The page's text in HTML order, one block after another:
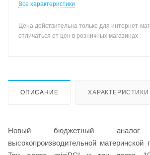
Все характеристики
Цена действительна только для интернет-
отличаться от цен в розничных магазинах
ОПИСАНИЕ ХАРАКТЕРИСТИКИ
Новый бюджетный аналог
высокопроизводительной материнской